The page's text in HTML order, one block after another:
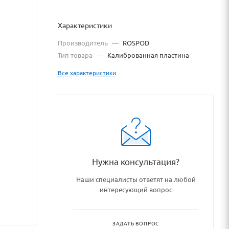
106276/
Характеристики
Производитель — ROSPOD
Тип товара — Калиброванная пластина
Все характеристики
Нужна консультация?
Наши специалисты ответят на любой
интересующий вопрос
ЗАДАТЬ ВОПРОС